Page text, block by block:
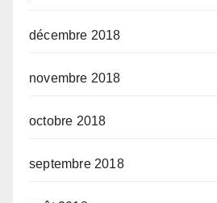
décembre 2018
novembre 2018
octobre 2018
septembre 2018